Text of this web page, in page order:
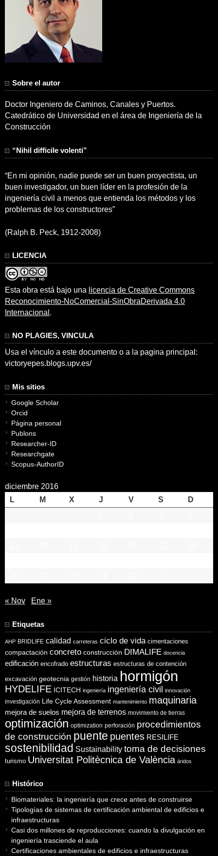
Sobre el autor
Doctor Ingeniero de Caminos, Canales y Puertos.
Catedrático de Universidad en el área de Ingeniería de la
Construcción
“Nihil difficile volenti”
“En mi opinión, nadie puede ser un buen proyectista, un
buen investigador, un buen líder en la profesión de la
ingeniería civil a menos que entienda los métodos y los
problemas de los constructores”
(Ralph B. Peck, 1912-2008)
LICENCIA
Esta obra está bajo una licencia de Creative Commons
Reconocimiento-NoComercial-SinObraDerivada 4.0
Internacional .
NO PLAGIES, VINCULA
Usa el vínculo a este documento o a la pagina principal:
victoryepes.blogs.upv.es/
Mis sitios
Google Scholar
Orcid
Página personal
Publons
Researcher-ID
Researchgate
Scopus-AuthorID
diciembre 2016
L
M X J V S
D
« Nov Ene »
Etiquetas
AHP BRIDLIFE calidad carreteras ciclo de vida cimentaciones
compactación concreto construcción DIMALIFE docencia
edificación encofrado estructuras estructuras de contención
excavación geotecnia gestión historia hormigón
HYDELIFE ICITECH ingeniería ingeniería civil innovación
investigación Life Cycle Assessment mantenimiento maquinaria
mejora de suelos mejora de terrenos movimiento de tierras
optimización optimization perforación procedimientos
de construcción puente puentes RESILIFE
sostenibilidad Sustainability toma de decisiones
turismo Universitat Politècnica de València áridos
Histórico
Biomateriales: la ingeniería que crece antes de construirse
Tipologías de sistemas de certificación ambiental de edificios e
infraestructuras
Casi dos millones de reproducciones: cuando la divulgación en
ingeniería trasciende el aula
Certificaciones ambientales de edificios e infraestructuras